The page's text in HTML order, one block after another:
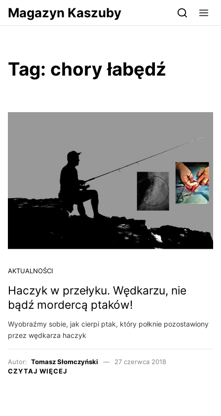
Przejdź do serwisu magazynkaszuby.pl
Magazyn Kaszuby
Tag: chory łabędź
AKTUALNOŚCI
Haczyk w przełyku. Wędkarzu, nie
bądź mordercą ptaków!
Wyobraźmy sobie, jak cierpi ptak, który połknie pozostawiony
przez wędkarza haczyk
Autor: Tomasz Słomczyński
27 czerwca 2018
CZYTAJ WIĘCEJ